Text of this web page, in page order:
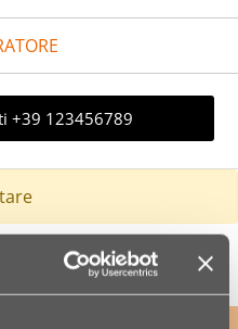
+39 123456789